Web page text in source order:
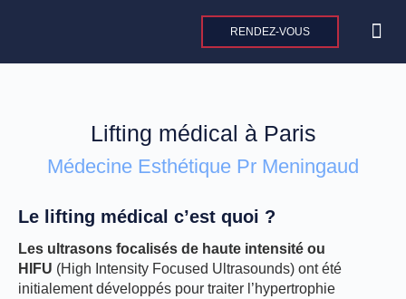
RENDEZ-VOUS
Lifting médical à Paris
Médecine Esthétique Pr Meningaud
Le lifting médical c’est quoi ?
Les ultrasons focalisés de haute intensité ou
HIFU (High Intensity Focused Ultrasounds) ont été
initialement développés pour traiter l’hypertrophie